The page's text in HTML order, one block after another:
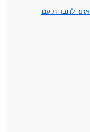
אתר לחברות עם